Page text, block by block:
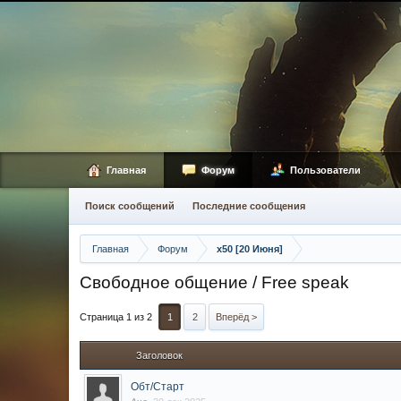
Главная Форум x50 [20 Июня]
Свободное общение / Free speak
Страница 1 из 2 1 2 Вперёд >
Заголовок
Обт/Старт
Главная Форум
Поиск сообщений Последние сообщения
Пользователи